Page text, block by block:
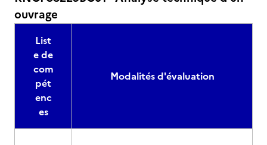
ouvrage
List
e de
com
pét
enc
es
Modalités d'évaluation